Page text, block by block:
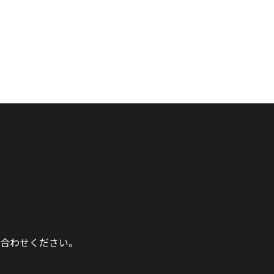
わせください。